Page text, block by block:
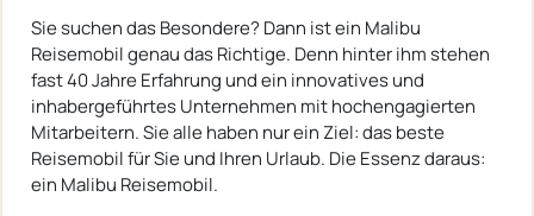
Sie suchen das Besondere? Dann ist ein Malibu
Reisemobil genau das Richtige. Denn hinter ihm stehen
fast 40 Jahre Erfahrung und ein innovatives und
inhabergeführtes Unternehmen mit hochengagierten
Mitarbeitern. Sie alle haben nur ein Ziel: das beste
Reisemobil für Sie und Ihren Urlaub. Die Essenz daraus:
ein Malibu Reisemobil.